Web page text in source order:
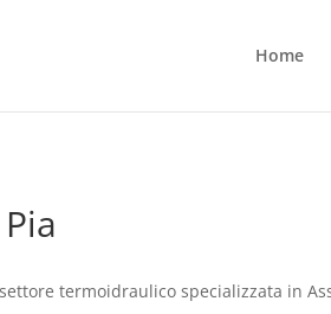
Home
termoidraulico specializzata in